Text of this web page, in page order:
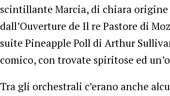
scintillante Marcia, di chiara origine
dall’Ouverture de Il re Pastore di
suite Pineapple Poll di Arthur
comico, con trovate spiritose ed
Tra gli orchestrali c’erano anche